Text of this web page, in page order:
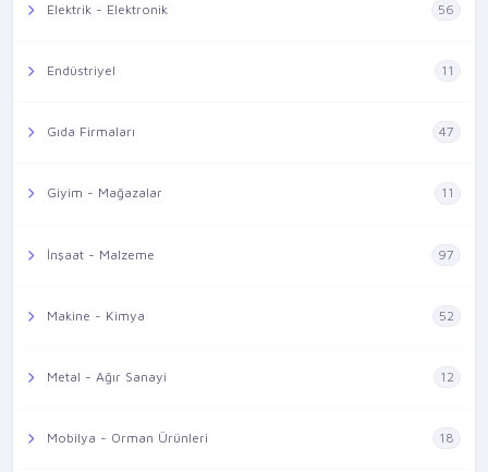
Elektrik - Elektronik 56
Endüstriyel 11
Gıda Firmaları 47
Giyim - Mağazalar 11
İnşaat - Malzeme 97
Makine - Kimya 52
Metal - Ağır Sanayi 12
Mobilya - Orman Ürünleri 18